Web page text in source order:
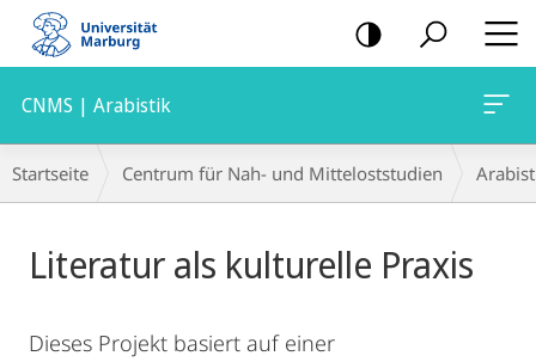
Mobile-
Navigation
CNMS | Arabistik
Breadcrumb-
Navigation
Startseite Centrum für Nah- und Mitteloststudien
Literatur als kulturelle Praxis
Dieses Projekt basiert auf einer